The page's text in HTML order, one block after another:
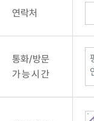
연락처
통화/방문
가능시간